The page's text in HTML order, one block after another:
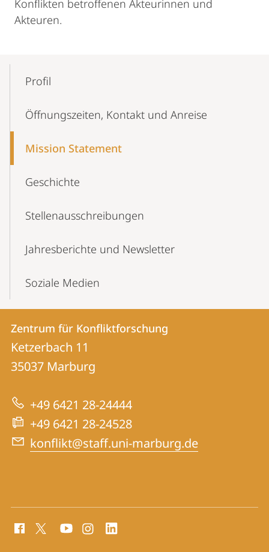
Konflikten betroffenen Akteurinnen und
Akteuren.
Navigation
Profil
Öffnungszeiten, Kontakt und Anreise
Mission Statement
Geschichte
Stellenausschreibungen
Jahresberichte und Newsletter
Soziale Medien
Kontakt
und
Informationen
zur
Website
Kontaktinformationen
Zentrum
für
Konfliktforschung
Zentrum für Konfliktforschung
Ketzerbach 11
35037 Marburg
+49 6421 28-24444
+49 6421 28-24528
konflikt@staff.uni-marburg.de
Media